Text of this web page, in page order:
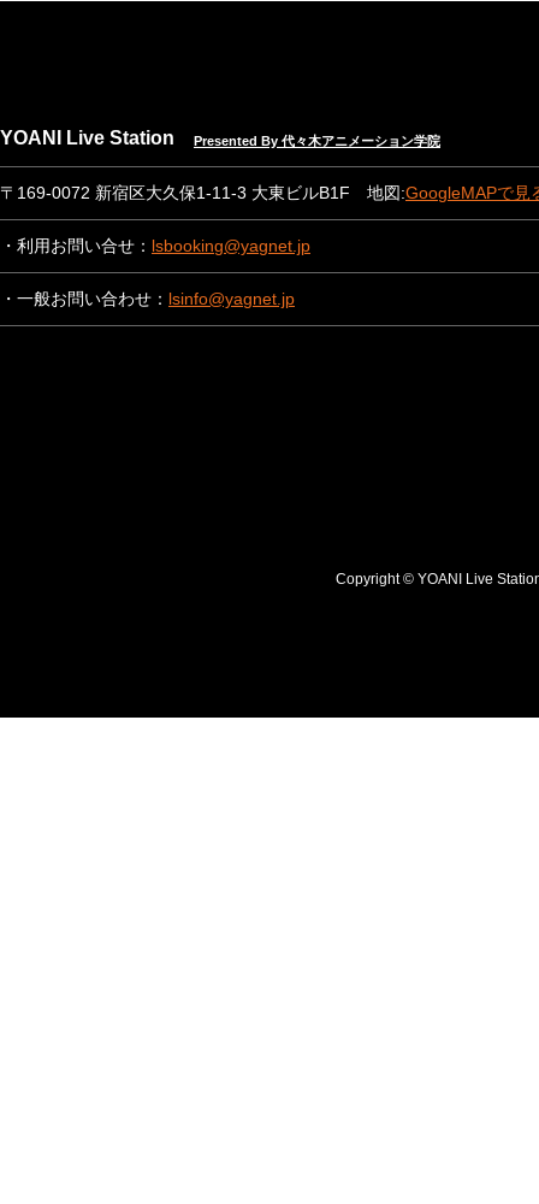
YOANI Live Station Presented By 代々木アニメーション学院
〒169-0072 新宿区大久保1-11-3 大東ビルB1F 地図:GoogleMAPで見
・利用お問い合せ： lsbooking@yagnet.jp
・一般お問い合わせ： lsinfo@yagnet.jp
Copyright © YOANI Live